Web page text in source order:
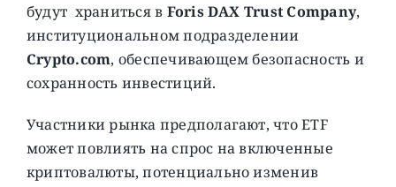
будут храниться в Foris DAX Trust Company,
институциональном подразделении
Crypto.com, обеспечивающем безопасность и
сохранность инвестиций.
Участники рынка предполагают, что ETF
может повлиять на спрос на включенные
криптовалюты, потенциально изменив